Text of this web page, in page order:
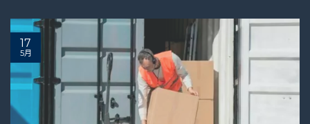
17
5月